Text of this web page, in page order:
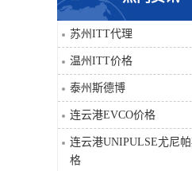
科比
三菱
DRPAG
苏州ITT代理
温州ITT价格
泰州斯德博
连云港EVCO价格
连云港UNIPULSE尤尼
格